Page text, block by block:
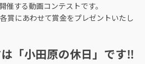
催する動画コンテストです。
賞にあわせて賞金をプレゼントいたし
「小田原の休日」です‼